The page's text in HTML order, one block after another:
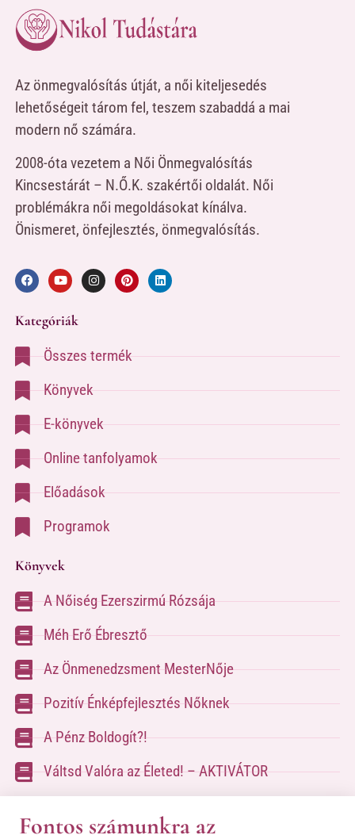
Az önmegvalósítás útját, a női kiteljesedés
lehetőségeit tárom fel, teszem szabaddá a mai
modern nő számára.
2008-óta vezetem a Női Önmegvalósítás
Kincsestárát – N.Ő.K. szakértői oldalát. Női
problémákra női megoldásokat kínálva.
Önismeret, önfejlesztés, önmegvalósítás.
Kategóriák
Összes termék
Könyvek
E-könyvek
Online tanfolyamok
Előadások
Programok
Könyvek
A Nőiség Ezerszirmú Rózsája
Méh Erő Ébresztő
Az Önmenedzsment MesterNője
Pozitív Énképfejlesztés Nőknek
A Pénz Boldogít?!
Váltsd Valóra az Életed! – AKTIVÁTOR
Fontos számunkra az